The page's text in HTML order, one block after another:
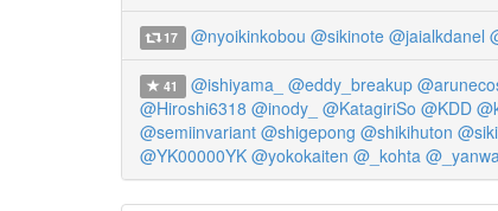
17 @nyoikinkobou @sikinote @jaialkdanel
41 @ishiyama_ @eddy_breakup
@Hiroshi6318 @inody_ @KatagiriSo @KDD
@semiinvariant @shigepong @shikihuton
@YK00000YK @yokokaiten @_kohta